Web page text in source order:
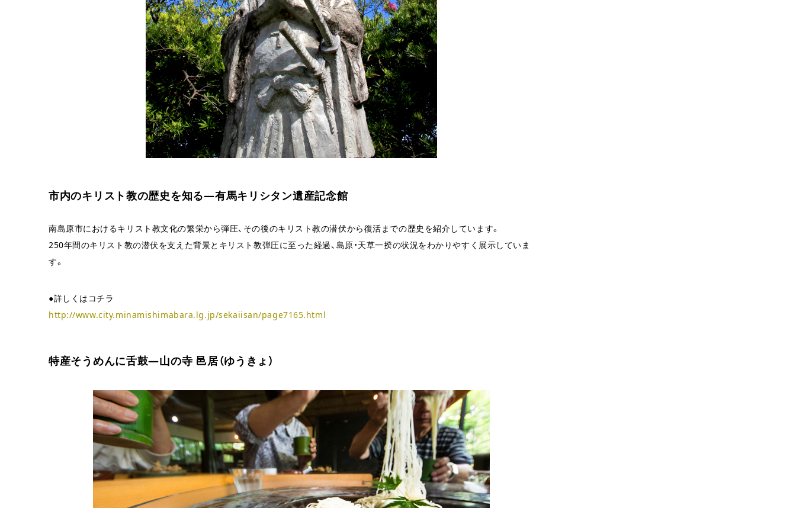
市内のキリスト教の歴史を知る―有馬キリシタン遺産記念館
南島原市におけるキリスト教文化の繁栄から弾圧、その後のキリスト教の潜伏から復活までの歴史を紹介しています。
250年間のキリスト教の潜伏を支えた背景とキリスト教弾圧に至った経過、島原・天草一揆の状況をわかりやすく展示していま
す。
●詳しくはコチラ
http://www.city.minamishimabara.lg.jp/sekaiisan/page7165.html
特産そうめんに舌鼓―山の寺 邑居（ゆうきょ）